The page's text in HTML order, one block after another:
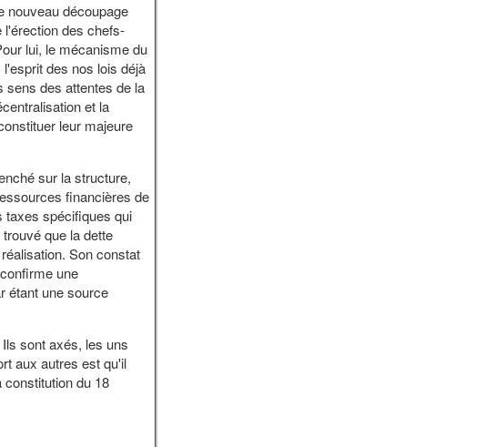
nouveau découpage
l'érection des chefs-
lui, le mécanisme du
des nos lois déjà
sens des attentes de la
et la
leur majeure
sur la structure,
financières de
taxes spécifiques qui
que la dette
Son constat
une
étant une source
sont axés, les uns
aux autres est qu'il
constitution du 18